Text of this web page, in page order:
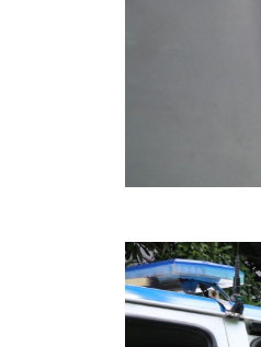
การบริการแบบเบ็ดเ
สรุปผลการปฏิบัติงาน
การเสริมสร้างคุณธรร
ITA : การประเมินคุณ